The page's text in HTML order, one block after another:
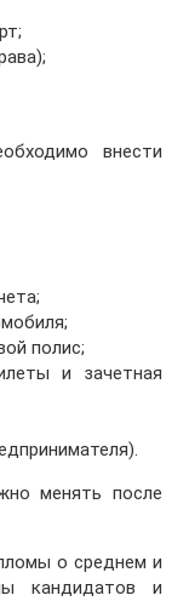
внести
полис;
и зачетная
менять после
о среднем и
кандидатов и